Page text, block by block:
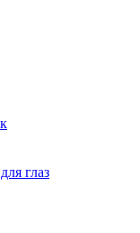
глаз